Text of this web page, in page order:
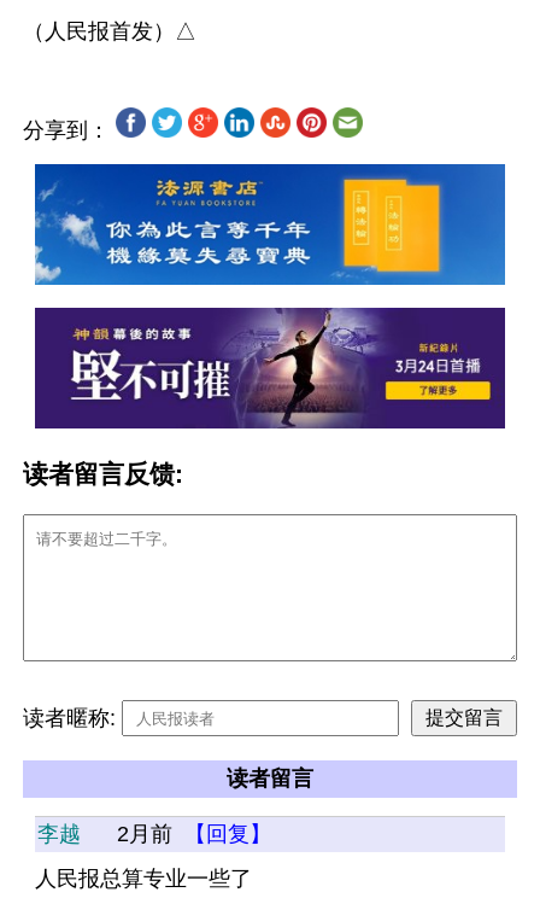
分享到：
读者留言反馈:
读者暱称:
读者留言
李越 2月前
【回复】
人民报总算专业一些了